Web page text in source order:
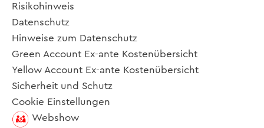
Risikohinweis
Datenschutz
Hinweise zum Datenschutz
Green Account Ex-ante Kostenübersicht
Yellow Account Ex-ante Kostenübersicht
Sicherheit und Schutz
Cookie Einstellungen
Webshow